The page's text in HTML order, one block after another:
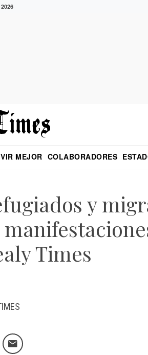
MEJOR COLABORADORES
y
Times